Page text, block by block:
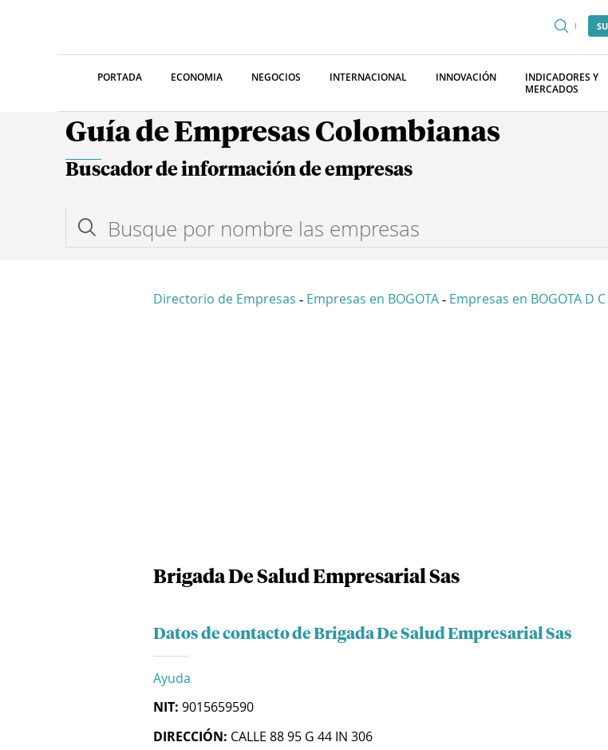
PORTADA ECONOMIA NEGOCIOS INTERNACIONAL INNOVACIÓN
INDICADORES Y
MERCADOS
Guía de Empresas Colombianas
Buscador de información de empresas
Directorio de Empresas - Empresas en BOGOTA - Empresas en BOGOTA D C
Brigada De Salud Empresarial Sas
Datos de contacto de Brigada De Salud Empresarial Sas
Ayuda
NIT: 9015659590
DIRECCIÓN: CALLE 88 95 G 44 IN 306